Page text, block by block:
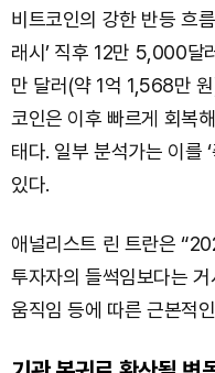
비트코인의 강한 반등 흐
래시’ 직후 12만 5,000
만 달러(약 1억 1,568만
코인은 이후 빠르게 회복
태다. 일부 분석가는 이를
있다.
애널리스트 린 트란은
투자자의 들썩임보다는
움직임 등에 따른 근본적